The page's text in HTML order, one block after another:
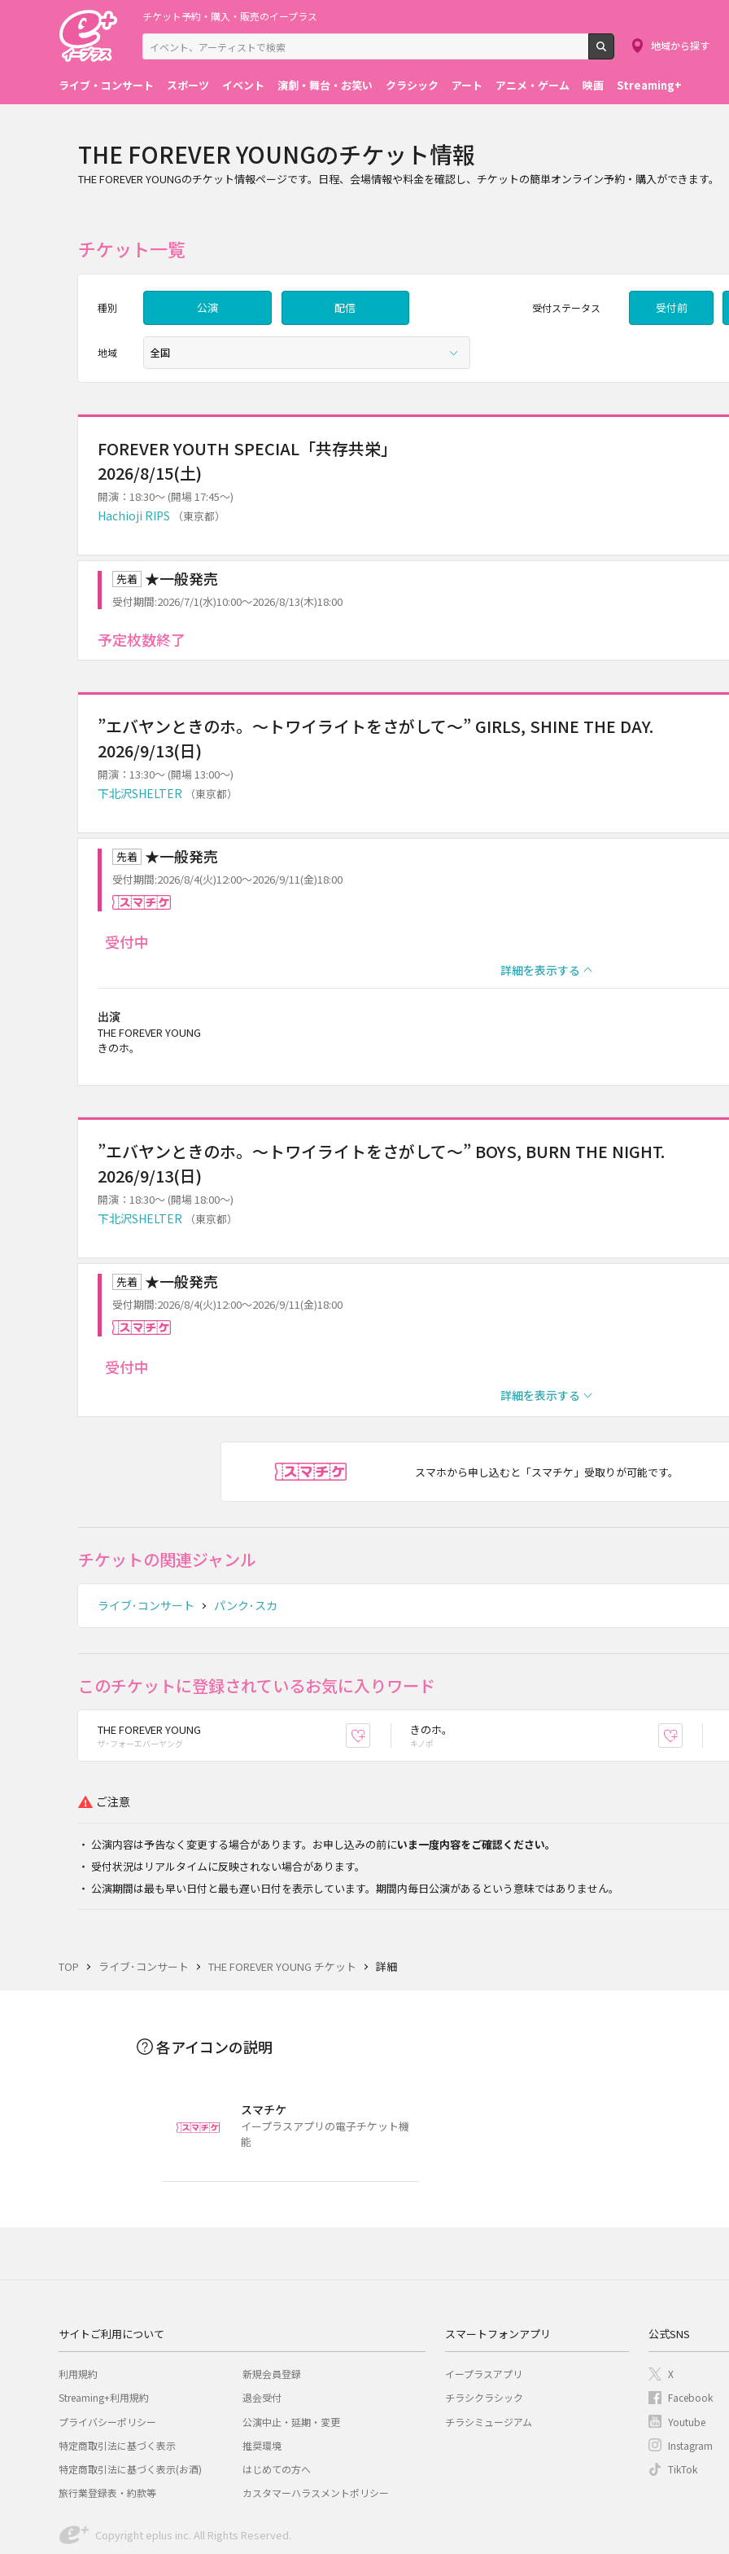
チケット予約・購入・販売のイープラス
検索
地域から探す
ライブ・コンサート スポーツ イベント 演劇・舞台・お笑い クラシック アート アニメ・ゲーム 映画 Streaming+
TOP ライブ･コンサート THE FOREVER YOUNG チケット 詳細
THE FOREVER YOUNGのチケット情報
THE FOREVER YOUNGのチケット情報ページです。日程、会場情報や料金を確認し、チケットの簡単オンライン予約・購入ができます。
チケット一覧
種別 公演 配信 受付ステータス 受付前
地域
FOREVER YOUTH SPECIAL「共存共栄」
2026/8/15(土)
開演：18:30～ (開場 17:45～)
Hachioji RIPS （東京都）
先着 ★一般発売
受付期間:2026/7/1(水)10:00～2026/8/13(木)18:00
予定枚数終了
”エバヤンときのホ。～トワイライトをさがして～” GIRLS, SHINE THE DAY.
2026/9/13(日)
開演：13:30～ (開場 13:00～)
下北沢SHELTER （東京都）
先着 ★一般発売
受付期間:2026/8/4(火)12:00～2026/9/11(金)18:00
受付中
詳細を表示する
出演
THE FOREVER YOUNG
きのホ。
”エバヤンときのホ。～トワイライトをさがして～” BOYS, BURN THE NIGHT.
2026/9/13(日)
開演：18:30～ (開場 18:00～)
下北沢SHELTER （東京都）
先着 ★一般発売
受付期間:2026/8/4(火)12:00～2026/9/11(金)18:00
受付中
詳細を表示する
スマホから申し込むと「スマチケ」受取りが可能です。
チケットの関連ジャンル
ライブ･コンサート パンク･スカ
このチケットに登録されているお気に入りワード
THE FOREVER YOUNG
ザ･フォーエバーヤング お気に入り登録
きのホ。
キノポ
ご注意
公演内容は予告なく変更する場合があります。お申し込みの前にいま一度内容をご確認ください。
受付状況はリアルタイムに反映されない場合があります。
公演期間は最も早い日付と最も遅い日付を表示しています。期間内毎日公演があるという意味ではありません。
各アイコンの説明
スマチケ
イープラスアプリの電子チケット機
能
サイトご利用について
利用規約
Streaming+利用規約
プライバシーポリシー
特定商取引法に基づく表示
特定商取引法に基づく表示(お酒)
旅行業登録表・約款等
新規会員登録
退会受付
公演中止・延期・変更
推奨環境
はじめての方へ
カスタマーハラスメントポリシー
スマートフォンアプリ
イープラスアプリ
チラシクラシック
チラシミュージアム
公式SNS
X
Facebook
Youtube
Instagram
TikTok
Copyright eplus inc. All Rights Reserved.